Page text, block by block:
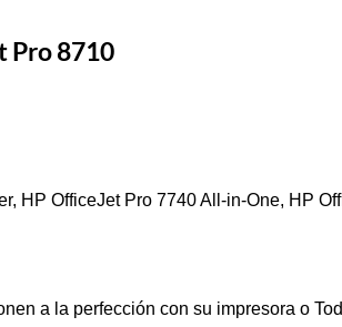
Pro 8710
HP OfficeJet Pro 7740 All-in-One, HP
a la perfección con su impresora o